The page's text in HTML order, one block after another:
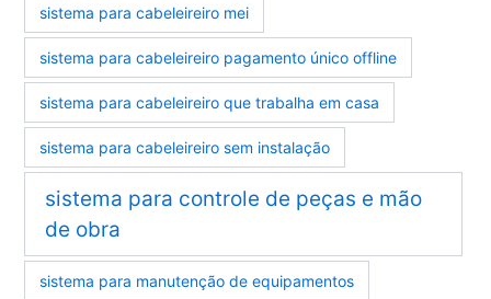
sistema para cabeleireiro mei
sistema para cabeleireiro pagamento único offline
sistema para cabeleireiro que trabalha em casa
sistema para cabeleireiro sem instalação
sistema para controle de peças e mão
de obra
sistema para manutenção de equipamentos